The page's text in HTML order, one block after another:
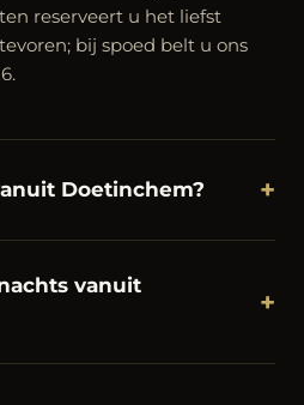
reserveert u het liefst
bij spoed belt u ons
Doetinchem? +
vanuit
+